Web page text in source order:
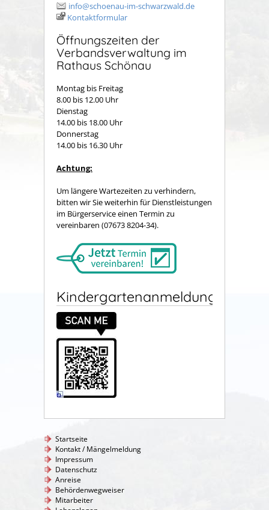
info@schoenau-im-schwarzwald.de
Kontaktformular
Öffnungszeiten der
Verbandsverwaltung im
Rathaus Schönau
Montag bis Freitag
8.00 bis 12.00 Uhr
Dienstag
14.00 bis 18.00 Uhr
Donnerstag
14.00 bis 16.30 Uhr
Achtung:
Um längere Wartezeiten zu verhindern,
bitten wir Sie weiterhin für Dienstleistungen
im Bürgerservice einen Termin zu
vereinbaren (07673 8204-34).
Kindergartenanmeldung
Startseite
Kontakt / Mängelmeldung
Impressum
Datenschutz
Anreise
Behördenwegweiser
Mitarbeiter